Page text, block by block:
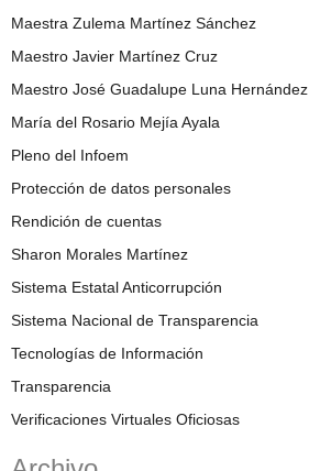
Maestra Zulema Martínez Sánchez
Maestro Javier Martínez Cruz
Maestro José Guadalupe Luna Hernández
María del Rosario Mejía Ayala
Pleno del Infoem
Protección de datos personales
Rendición de cuentas
Sharon Morales Martínez
Sistema Estatal Anticorrupción
Sistema Nacional de Transparencia
Tecnologías de Información
Transparencia
Verificaciones Virtuales Oficiosas